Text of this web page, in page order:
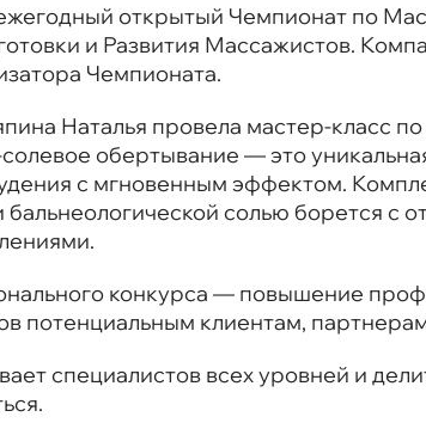
открытый Чемпионат по
и Развития Массажистов.
Чемпионата.
Наталья провела мастер-класс
обертывание — это
с мгновенным эффектом.
бальнеологической солью борется
конкурса — повышение
потенциальным клиентам,
специалистов всех уровней и